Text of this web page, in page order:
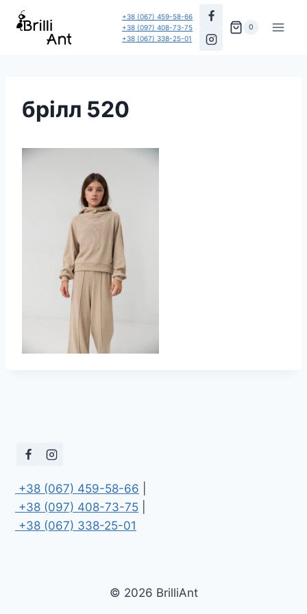
Перейти
+38 (067) 459-58-66
+38 (097) 408-73-75
+38 (067) 338-25-01
0
брілл 520
+38 (067) 459-58-66
+38 (097) 408-73-75
+38 (067) 338-25-01
© 2026 BrilliAnt